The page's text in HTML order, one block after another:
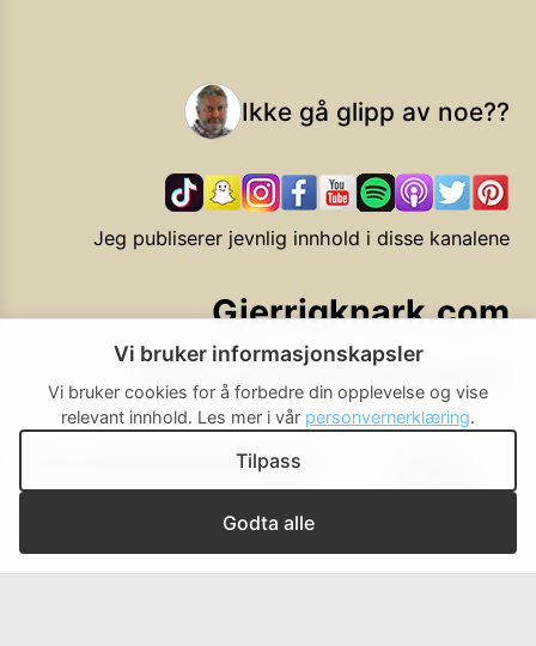
Ikke gå glipp av noe??
Jeg publiserer jevnlig innhold i disse kanalene
Gjerrigknark.com
Ekstra smarte forbrukervalg
BrukerbetingelserCookie-
policy
innstillinger
Vi bruker informasjonskapsler
Vi bruker cookies for å forbedre din opplevelse og vise
relevant innhold. Les mer i vår personvernerklæring.
Godta alle
Tilpass